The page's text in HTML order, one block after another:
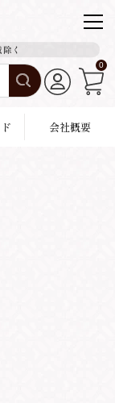
く
0
会社概要